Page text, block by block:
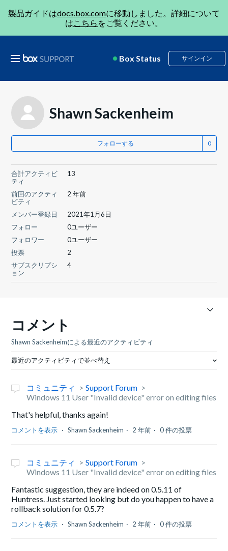
製品ガイドはdocs.box.comに移動しました。詳細について
はこちら をご覧ください。
Box Status サインイン
Shawn Sackenheim
フォローする
合計アクティビ
ティ
13
前回のアクティ
ビティ
2 年前
メンバー登録日
2021年1月6日
フォロー
0ユーザー
フォロワー
0ユーザー
投票
2
サブスクリプシ
ョン
4
コメント
Shawn Sackenheimによる最近のアクティビティ
最近のアクティビティで並べ替え
コミュニティ
Support Forum
Windows 11 User "Invalid device" error on editing files
That's helpful, thanks again!
コメントを表示 Shawn Sackenheim 2 年前 0 件の投票
コミュニティ
Support Forum
Windows 11 User "Invalid device" error on editing files
Fantastic suggestion, they are indeed on 0.5.11 of
Huntress. Just started looking but do you happen to have a
rollback solution for 0.5.7?
コメントを表示 Shawn Sackenheim 2 年前 0 件の投票